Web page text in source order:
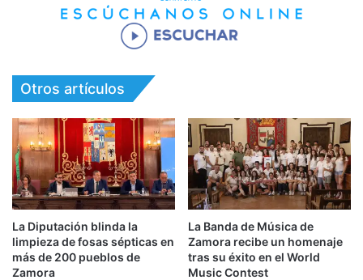
Otros artículos
La Diputación blinda la
limpieza de fosas sépticas en
más de 200 pueblos de
Zamora
La Banda de Música de
Zamora recibe un homenaje
tras su éxito en el World
Music Contest